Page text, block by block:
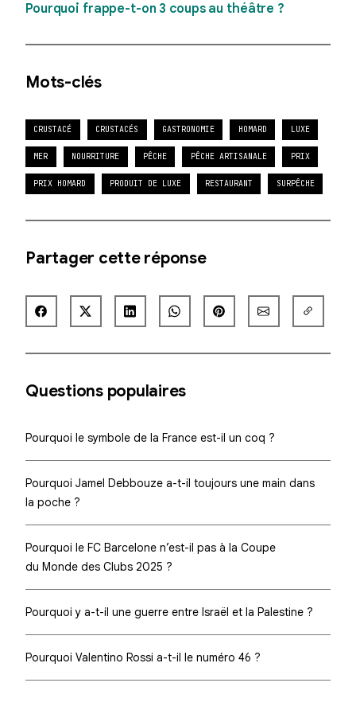
Pourquoi frappe-t-on 3 coups au théâtre ?
Mots-clés
CRUSTACÉ CRUSTACÉS GASTRONOMIE HOMARD LUXE
MER NOURRITURE PÊCHE PÊCHE ARTISANALE PRIX
PRIX HOMARD PRODUIT DE LUXE RESTAURANT SURPÊCHE
Partager cette réponse
Questions populaires
Pourquoi le symbole de la France est-il un coq ?
Pourquoi Jamel Debbouze a-t-il toujours une main dans
la poche ?
Pourquoi le FC Barcelone n’est-il pas à la Coupe
du Monde des Clubs 2025 ?
Pourquoi y a-t-il une guerre entre Israël et la Palestine ?
Pourquoi Valentino Rossi a-t-il le numéro 46 ?